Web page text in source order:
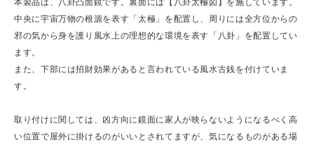
中央に宇宙万物の根源を表す「太極」を配置し、周りには全方位からの
邪の気から身を護り風水上の理想的な環境を表す「八卦」を配置してい
ます。
また、下部には招財効果があると言われている風水古銭を付けていま
す。
取り付けに関しては、凶方向に鏡面に家人が映らないようになるべく高
い位置で屋外に掛けるのがいいとされてますが、気になるものがある場